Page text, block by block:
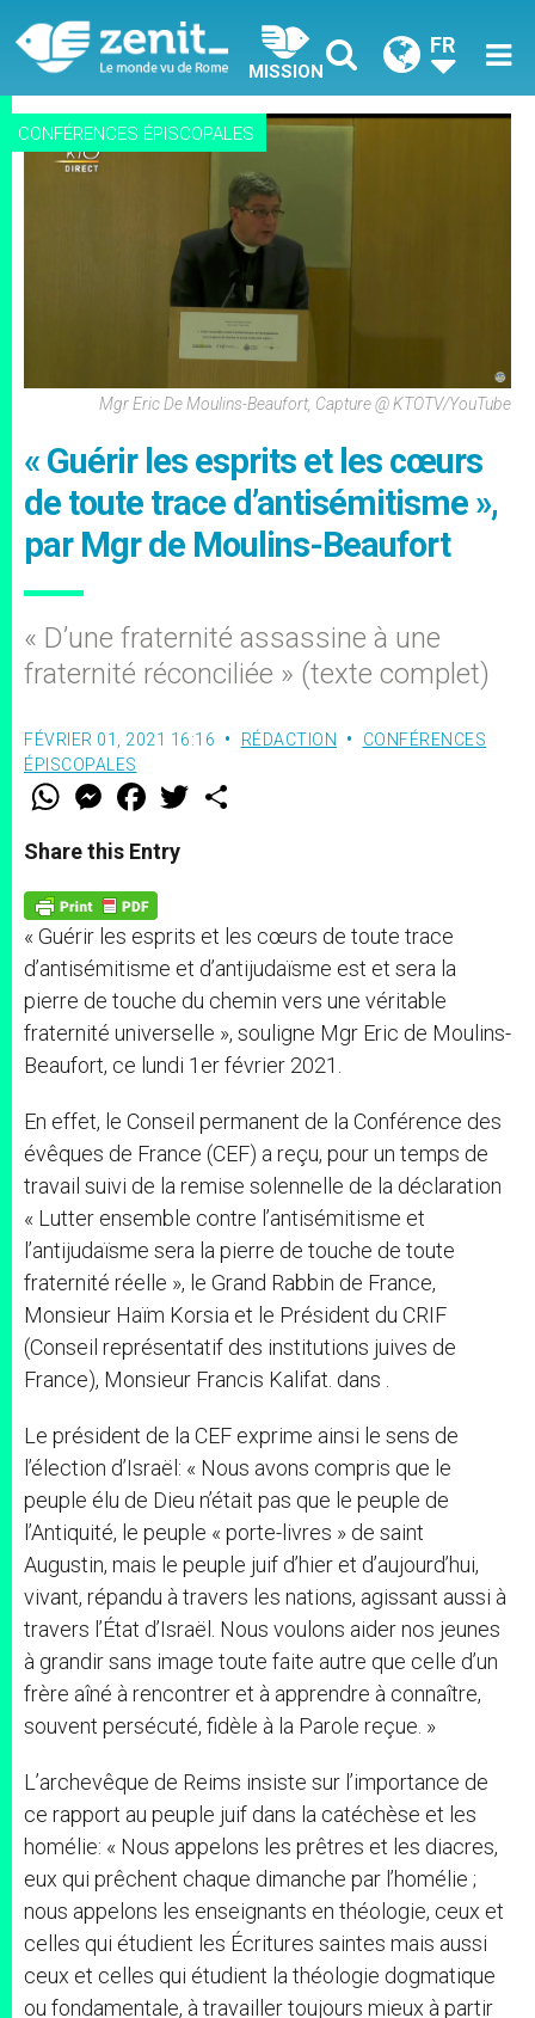
MISSION
FR
CONFÉRENCES ÉPISCOPALES
Mgr Eric De Moulins-Beaufort, Capture @ KTOTV/YouTube
« Guérir les esprits et les cœurs
de toute trace d’antisémitisme »,
par Mgr de Moulins-Beaufort
« D’une fraternité assassine à une
fraternité réconciliée » (texte complet)
FÉVRIER 01, 2021 16:16 RÉDACTION
CONFÉRENCES
ÉPISCOPALES
W
t
s
p
p
M
e
s
e
g
e
r
F
a
e
b
o
k
w
Share this Entry
« Guérir les esprits et les cœurs de toute trace
d’antisémitisme et d’antijudaïsme est et sera la
pierre de touche du chemin vers une véritable
fraternité universelle », souligne Mgr Eric de Moulins-
Beaufort, ce lundi 1er février 2021.
En effet, le Conseil permanent de la Conférence des
évêques de France (CEF) a reçu, pour un temps de
travail suivi de la remise solennelle de la déclaration
« Lutter ensemble contre l’antisémitisme et
l’antijudaïsme sera la pierre de touche de toute
fraternité réelle », le Grand Rabbin de France,
Monsieur Haïm Korsia et le Président du CRIF
(Conseil représentatif des institutions juives de
France), Monsieur Francis Kalifat. dans .
Le président de la CEF exprime ainsi le sens de
l’élection d’Israël: « Nous avons compris que le
peuple élu de Dieu n’était pas que le peuple de
l’Antiquité, le peuple « porte-livres » de saint
Augustin, mais le peuple juif d’hier et d’aujourd’hui,
vivant, répandu à travers les nations, agissant aussi à
travers l’État d’Israël. Nous voulons aider nos jeunes
à grandir sans image toute faite autre que celle d’un
frère aîné à rencontrer et à apprendre à connaître,
souvent persécuté, fidèle à la Parole reçue. »
L’archevêque de Reims insiste sur l’importance de
ce rapport au peuple juif dans la catéchèse et les
homélie: « Nous appelons les prêtres et les diacres,
eux qui prêchent chaque dimanche par l’homélie ;
nous appelons les enseignants en théologie, ceux et
celles qui étudient les Écritures saintes mais aussi
ceux et celles qui étudient la théologie dogmatique
ou fondamentale, à travailler toujours mieux à partir